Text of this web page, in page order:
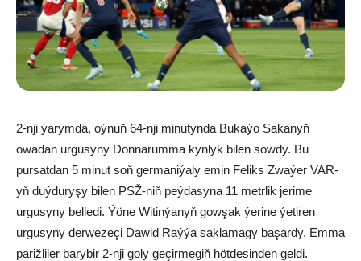
2-nji ýarymda, oýnuň 64-nji minutynda Bukaýo Sakanyň
owadan urgusyny Donnarumma kynlyk bilen sowdy. Bu
pursatdan 5 minut soň germaniýaly emin Feliks Zwaýer VAR-
yň duýduryşy bilen PSŽ-niň peýdasyna 11 metrlik jerime
urgusyny belledi. Ýöne Witinýanyň gowşak ýerine ýetiren
urgusyny derwezeçi Dawid Raýýa saklamagy başardy. Emma
parižliler barybir 2-nji goly geçirmegiň hötdesinden geldi.